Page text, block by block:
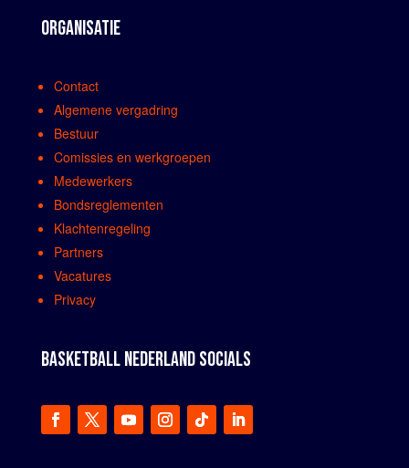
ORGANISATIE
Contact
Algemene vergadring
Bestuur
Comissies en werkgroepen
Medewerkers
Bondsreglementen
Klachtenregeling
Partners
Vacatures
Privacy
BASKETBALL NEDERLAND SOCIALS